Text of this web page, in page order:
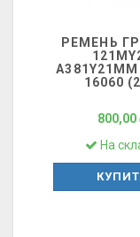
РЕМЕНЬ
16060
800,00
На